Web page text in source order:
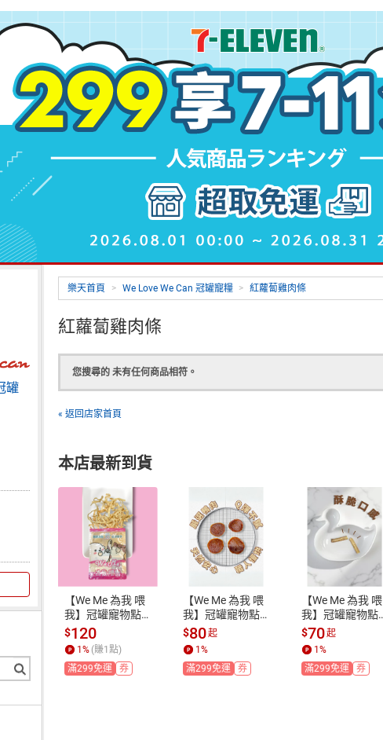
樂天首頁 > We Love We Can 冠罐寵糧 > 紅蘿蔔雞肉條
紅蘿蔔雞肉條
您搜尋的 未有任何商品相符。
« 返回店家首頁
本店最新到貨
【We Me 為我 喂
我】冠罐寵物點
心｜鱈魚一口絲
🐟 一絲一條鮮美
入口 香濃好咬 貓
狗輕鬆共享✨
$120
1 % (賺1 點)
滿299免運
券
【We Me 為我 喂
我】冠罐寵物點
心｜鴨肉造型Q餅
（小圓Q彈）/烤
鴨香片（大片酥
脆）🐾 貓狗零食
$80起
1 %
滿299免運
券
【We Me 為我 喂
我】冠罐寵物點
心｜脆笛酥（鴨
氣管）/鴨旋風
（鴨喉結）🐾 10
0%天然食材 香脆
$70起
1 %
滿299免運
券
罐